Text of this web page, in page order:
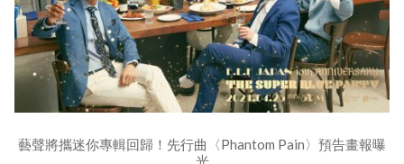
藝聲將攜迷你專輯回歸！先行曲〈Phantom Pain〉預告畫報曝
光